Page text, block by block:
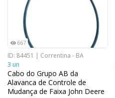
667
ID: 84451 | Correntina - BA
3 un
Cabo do Grupo AB da
Alavanca de Controle de
Mudança de Faixa John Deere